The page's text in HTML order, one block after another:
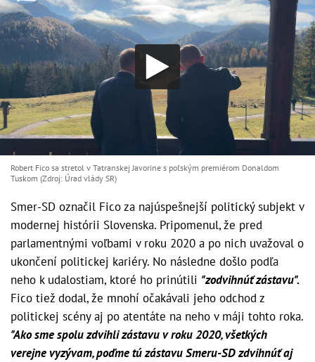
Robert Fico sa stretol v Tatranskej Javorine s poľským premiérom Donaldom
Tuskom (Zdroj: Úrad vlády SR)
Smer-SD označil Fico za najúspešnejší politický subjekt v
modernej histórii Slovenska. Pripomenul, že pred
parlamentnými voľbami v roku 2020 a po nich uvažoval o
ukončení politickej kariéry. No následne došlo podľa
neho k udalostiam, ktoré ho prinútili "zodvihnúť zástavu".
Fico tiež dodal, že mnohí očakávali jeho odchod z
politickej scény aj po atentáte na neho v máji tohto roka.
"Ako sme spolu zdvihli zástavu v roku 2020, všetkých
verejne vyzývam, poďme tú zástavu Smeru-SD zdvihnúť aj